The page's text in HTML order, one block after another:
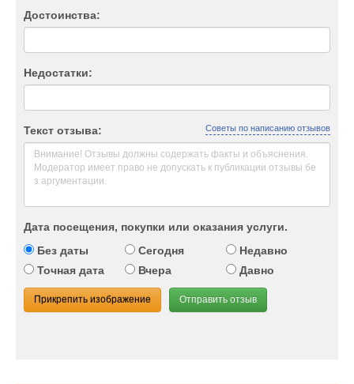
Достоинства:
Недостатки:
Текст отзыва: Советы по написанию отзывов
Дата посещения, покупки или оказания услуги.
Без даты
Сегодня
Недавно
Точная дата
Вчера Давно
Прикрепить изображение Отправить отзыв